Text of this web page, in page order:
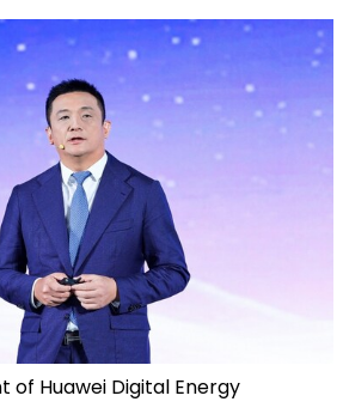
of Huawei Digital Energy